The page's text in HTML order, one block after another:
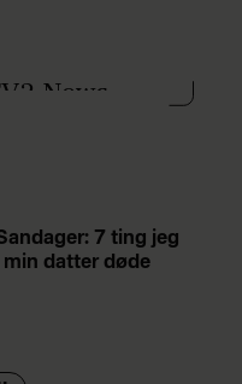
News
en
for Det
7 ting jeg
datter døde